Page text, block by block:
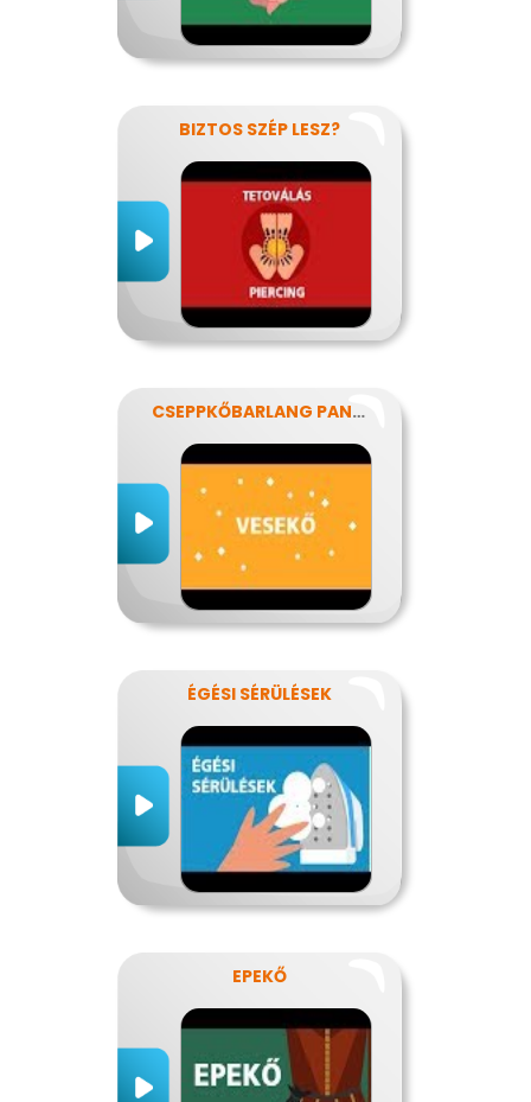
BIZTOS SZÉP LESZ?
CSEPPKŐBARLANG PANASZOKKAL
ÉGÉSI SÉRÜLÉSEK
EPEKŐ